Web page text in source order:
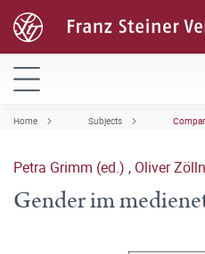
Home Subjects
Petra Grimm (ed.) , Oliver
Gender im